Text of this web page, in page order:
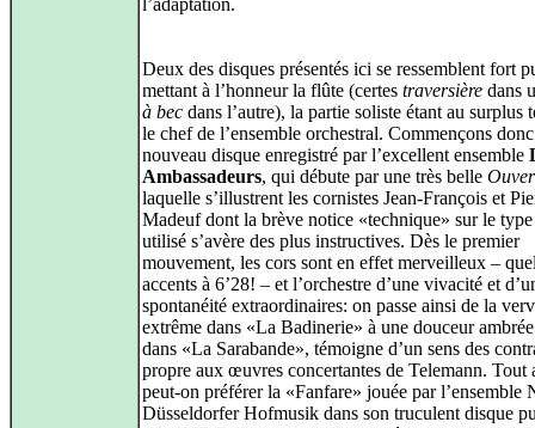
l’adaptation.
Deux des disques présentés ici se ressemblent fort
mettant à l’honneur la flûte (certes traversière dans
à bec dans l’autre), la partie soliste étant au surplus
le chef de l’ensemble orchestral. Commençons
nouveau disque enregistré par l’excellent ensemble
Ambassadeurs, qui débute par une très belle
laquelle s’illustrent les cornistes Jean-François et
Madeuf dont la brève notice «technique» sur le
utilisé s’avère des plus instructives. Dès le premier
mouvement, les cors sont en effet merveilleux –
accents à 6’28! – et l’orchestre d’une vivacité et
spontanéité extraordinaires: on passe ainsi de la
extrême dans «La Badinerie» à une douceur
dans «La Sarabande», témoigne d’un sens des
propre aux œuvres concertantes de Telemann. Tout
peut-on préférer la «Fanfare» jouée par l’ensemble
Düsseldorfer Hofmusik dans son truculent disque